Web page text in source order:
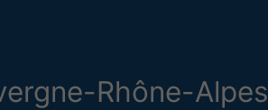
Rhône-Alpes